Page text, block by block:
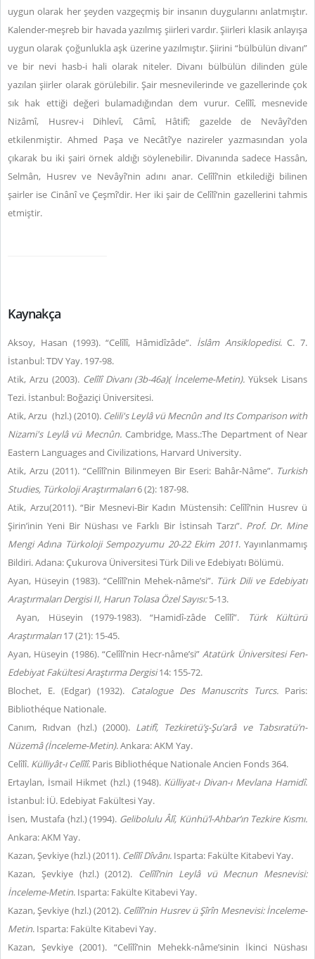
uygun olarak her şeyden vazgeçmiş bir insanın duygularını anlatmıştır.
Kalender-meşreb bir havada yazılmış şiirleri vardır. Şiirleri klasik anlayışa
uygun olarak çoğunlukla aşk üzerine yazılmıştır. Şiirini “bülbülün divanı”
ve bir nevi hasb-i hali olarak niteler. Divanı bülbülün dilinden güle
yazılan şiirler olarak görülebilir. Şair mesnevilerinde ve gazellerinde çok
sık hak ettiği değeri bulamadığından dem vurur. Celîlî, mesnevide
Nizâmî, Husrev-i Dihlevî, Câmî, Hâtifî; gazelde de Nevâyî’den
etkilenmiştir. Ahmed Paşa ve Necâtî’ye nazireler yazmasından yola
çıkarak bu iki şairi örnek aldığı söylenebilir. Divanında sadece Hassân,
Selmân, Husrev ve Nevâyî’nin adını anar. Celîlî’nin etkilediği bilinen
şairler ise Cinânî ve Çeşmî’dir. Her iki şair de Celîlî’nin gazellerini tahmis
etmiştir.
Kaynakça
Aksoy, Hasan (1993). “Celîlî, Hâmidîzâde”. İslâm Ansiklopedisi. C. 7.
İstanbul: TDV Yay. 197-98.
Atik, Arzu (2003). Celîlî Divanı (3b-46a)( İnceleme-Metin).Yüksek Lisans
Tezi. İstanbul: Boğaziçi Üniversitesi.
Atik, Arzu (hzl.) (2010). Celili's Leylâ vü Mecnûn and Its Comparison with
Nizami's Leylâ vü Mecnûn.Cambridge, Mass.:The Department of Near
Eastern Languages and Civilizations, Harvard University.
Atik, Arzu (2011). “Celîlî’nin Bilinmeyen Bir Eseri: Bahâr-Nâme”. Turkish
Studies, Türkoloji Araştırmaları6 (2): 187-98.
Atik, Arzu(2011). “Bir Mesnevi-Bir Kadın Müstensih: Celîlî’nin Husrev ü
Şirin’inin Yeni Bir Nüshası ve Farklı Bir İstinsah Tarzı”. Prof. Dr. Mine
Mengi Adına Türkoloji Sempozyumu 20-22 Ekim 2011. Yayınlanmamış
Bildiri. Adana: Çukurova Üniversitesi Türk Dili ve Edebiyatı Bölümü.
Ayan, Hüseyin (1983). “Celîlî’nin Mehek-nâme’si”. Türk Dili ve Edebiyatı
Araştırmaları DergisiII, Harun Tolasa Özel Sayısı:5-13.
Ayan, Hüseyin (1979-1983). “Hamidî-zâde Celîlî”.
Türk Kültürü
Araştırmaları17 (21): 15-45.
Ayan, Hüseyin (1986). “Celîlî’nin Hecr-nâme’si”Atatürk Üniversitesi Fen-
Edebiyat Fakültesi Araştırma Dergisi 14: 155-72.
Blochet, E. (Edgar) (1932). Catalogue Des Manuscrits Turcs. Paris:
Bibliothéque Nationale.
Canım, Rıdvan (hzl.) (2000). Latifî, Tezkiretü’ş-Şu’arâ ve Tabsıratü’n-
Nüzemâ (İnceleme-Metin). Ankara: AKM Yay.
Celîlî. Külliyât-ı Celîlî. Paris Bibliothéque Nationale Ancien Fonds 364.
Ertaylan, İsmail Hikmet (hzl.) (1948). Külliyat-ı Divan-ı Mevlana Hamidî.
İstanbul: İÜ. Edebiyat Fakültesi Yay.
İsen, Mustafa (hzl.) (1994). Gelibolulu Âlî, Künhü’l-Ahbar’ın Tezkire Kısmı.
Ankara: AKM Yay.
Kazan, Şevkiye (hzl.) (2011). Celîlî Dîvânı. Isparta: Fakülte Kitabevi Yay.
Kazan, Şevkiye (hzl.) (2012). Celîlî’nin Leylâ vü Mecnun Mesnevisi:
İnceleme-Metin. Isparta: Fakülte Kitabevi Yay.
Kazan, Şevkiye (hzl.) (2012). Celîlî’nin Husrev ü Şîrîn Mesnevisi: İnceleme-
Metin. Isparta: Fakülte Kitabevi Yay.
Kazan, Şevkiye (2001). “Celîlî’nin Mehekk-nâme’sinin İkinci Nüshası